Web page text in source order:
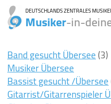
DEUTSCHLANDS ZENTRALES
Musiker-in-
Band gesucht Übersee(3)
Musiker Übersee
Bassist gesucht /Übersee
Gitarrist/Gitarrenspieler